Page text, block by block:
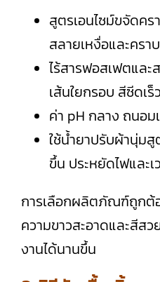
สูตรเอนไซม์ขจัดคร
สลายเหงื่อและครา
ไร้สารฟอสเฟตแล
เส้นใยกรอบ สีซีดเร็ว
ค่า pH กลาง ถนอ
ใช้น้ำยาปรับผ้านุ่มสู
ขึ้น ประหยัดไฟและเ
การเลือกผลิตภัณฑ์ถูกต้
ความขาวสะอาดและสีส
งานได้นานขึ้น